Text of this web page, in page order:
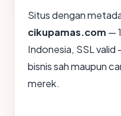
Situs dengan
cikupamas.com —
Indonesia, SSL
bisnis sah maupun
merek.